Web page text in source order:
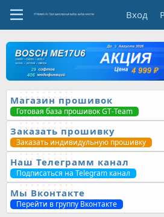
Вход
Магазин прошивок
Готовая база прошивок GT-Team
Заказать прошивку
Заказать индивидульную прошивку
Наш Телеграмм канал
Подписаться на Telegram канал
Мы Вконтакте
Перейти в группу Вконтакте